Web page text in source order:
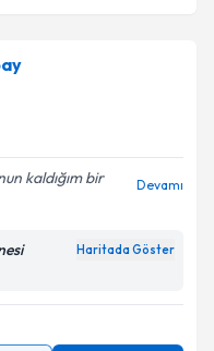
kaldığım bir
Devamı
Haritada Göster